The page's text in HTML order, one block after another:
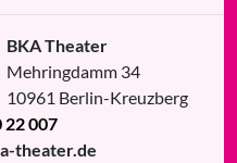
BKA Theater
Mehringdamm 34
10961 Berlin-Kreuzberg
22 007
theater.de